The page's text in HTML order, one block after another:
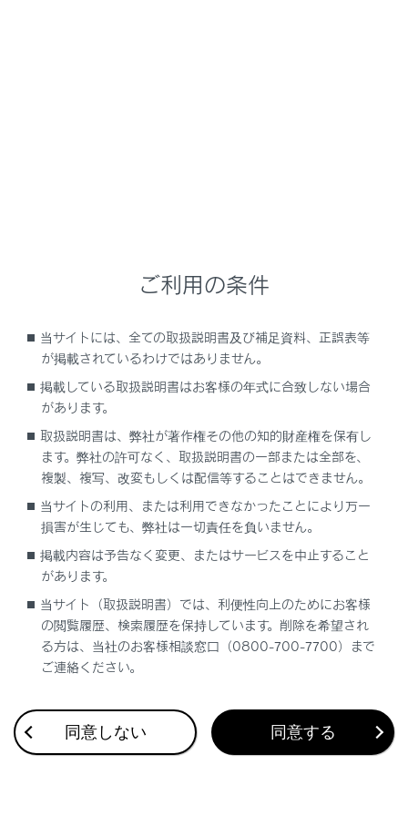
オートモードのときは、シフトポジションの操作に応じ
てパーキングブレーキが自動で作動します。また、オー
る・解除することができます。
操作のしかた
合わせて見られているページ
ワイパー＆ウォッシャー（リヤ）
レーダークルーズコントロール
ドライブモードセレクトスイッチ
このページは役に立ちましたか？
ご利用の条件
当サイトには、全ての取扱説明書及び補足資料、正誤表等
が掲載されているわけではありません。
掲載している取扱説明書はお客様の年式に合致しない場合
があります。
取扱説明書は、弊社が著作権その他の知的財産権を保有し
ます。弊社の許可なく、取扱説明書の一部または全部を、
複製、複写、改変もしくは配信等することはできません。
当サイトの利用、または利用できなかったことにより万一
損害が生じても、弊社は一切責任を負いません。
掲載内容は予告なく変更、またはサービスを中止すること
があります。
当サイト（取扱説明書）では、利便性向上のためにお客様
の閲覧履歴、検索履歴を保持しています。削除を希望され
る方は、当社のお客様相談窓口（0800-700-7700）まで
ご連絡ください。
同意しない 同意する